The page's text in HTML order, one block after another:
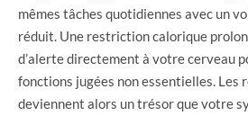
mêmes tâches quotidiennes avec un
réduit. Une restriction calorique
d’alerte directement à votre cerveau
fonctions jugées non essentielles. Les
deviennent alors un trésor que votre